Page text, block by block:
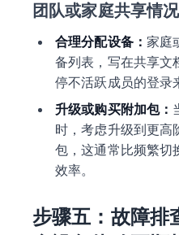
团队或家庭共享情
合理分配设备：家庭
备列表，写在共享文
停不活跃成员的登录
升级或购买附加包：
时，考虑升级到更高
包，这通常比频繁切
效率。
步骤五：故障排